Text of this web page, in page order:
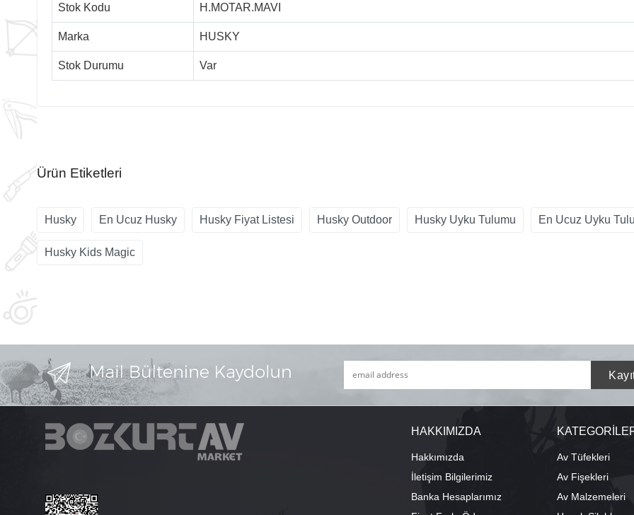
Stok Kodu H.MOTAR.MAVI
Marka HUSKY
Stok Durumu Var
Ürün Etiketleri
Husky En Ucuz Husky Husky Fiyat Listesi Husky Outdoor Husky Uyku Tulumu En Ucuz Uyku
Husky Kids Magic
HAKKIMIZDA
Hakkımızda
İletişim Bilgilerimiz
Banka Hesaplarımız
Av Tüfekleri
Av Fişekleri
Av Malzemeleri